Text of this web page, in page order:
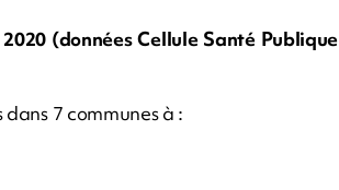
(données Cellule Santé Publique
7 communes à :